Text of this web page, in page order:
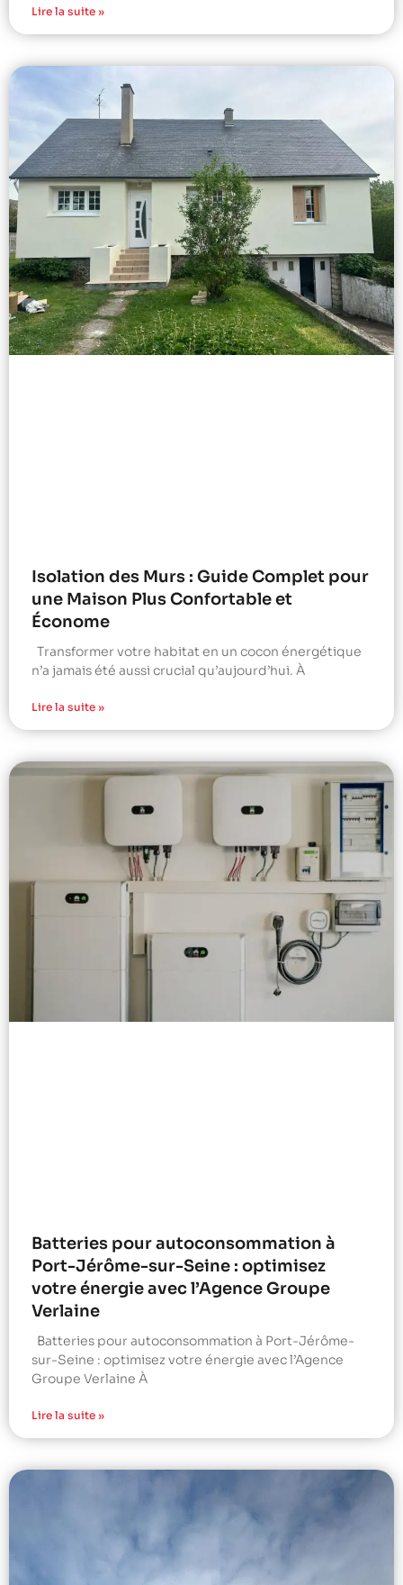
Lire la suite »
Isolation des Murs : Guide Complet pour
une Maison Plus Confortable et
Économe
Transformer votre habitat en un cocon énergétique
n’a jamais été aussi crucial qu’aujourd’hui. À
Lire la suite »
Batteries pour autoconsommation à
Port-Jérôme-sur-Seine : optimisez
votre énergie avec l’Agence Groupe
Verlaine
Batteries pour autoconsommation à Port-Jérôme-
sur-Seine : optimisez votre énergie avec l’Agence
Groupe Verlaine À
Lire la suite »